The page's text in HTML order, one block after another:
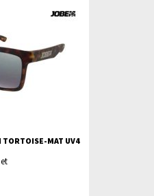
TORTOISE-MAT UV4